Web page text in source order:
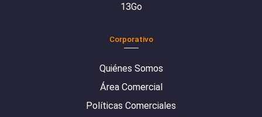
13Go
Corporativo
Quiénes Somos
Área Comercial
Políticas Comerciales